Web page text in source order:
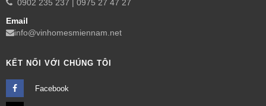
0902 235 237 | 0975 27 47 27
Email
info@vinhomesmiennam.net
KẾT NỐI VỚI CHÚNG TÔI
Facebook